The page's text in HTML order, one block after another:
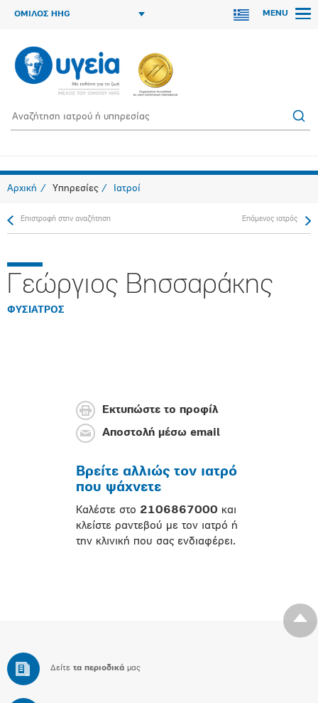
ΟΜΙΛΟΣ HHG MENU
Αρχική Υπηρεσίες Ιατροί
Επιστροφή στην αναζήτηση Επόμενος ιατρός
Γεώργιος Βησσαράκης
ΦΥΣΙΑΤΡΟΣ
Εκτυπώστε το προφίλ
Αποστολή μέσω email
Βρείτε αλλιώς τον ιατρό
που ψάχνετε
Καλέστε στο 2106867000 και
κλείστε ραντεβού με τον ιατρό ή
την κλινική που σας ενδιαφέρει.
Δείτε τα περιοδικά μας